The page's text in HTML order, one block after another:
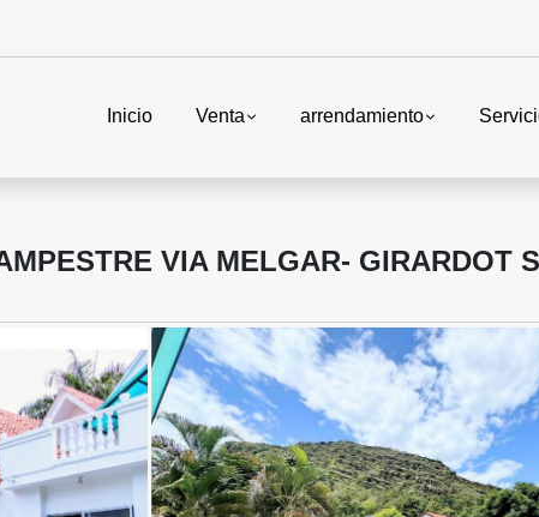
Inicio Venta arrendamiento
VIA MELGAR- GIRARDOT